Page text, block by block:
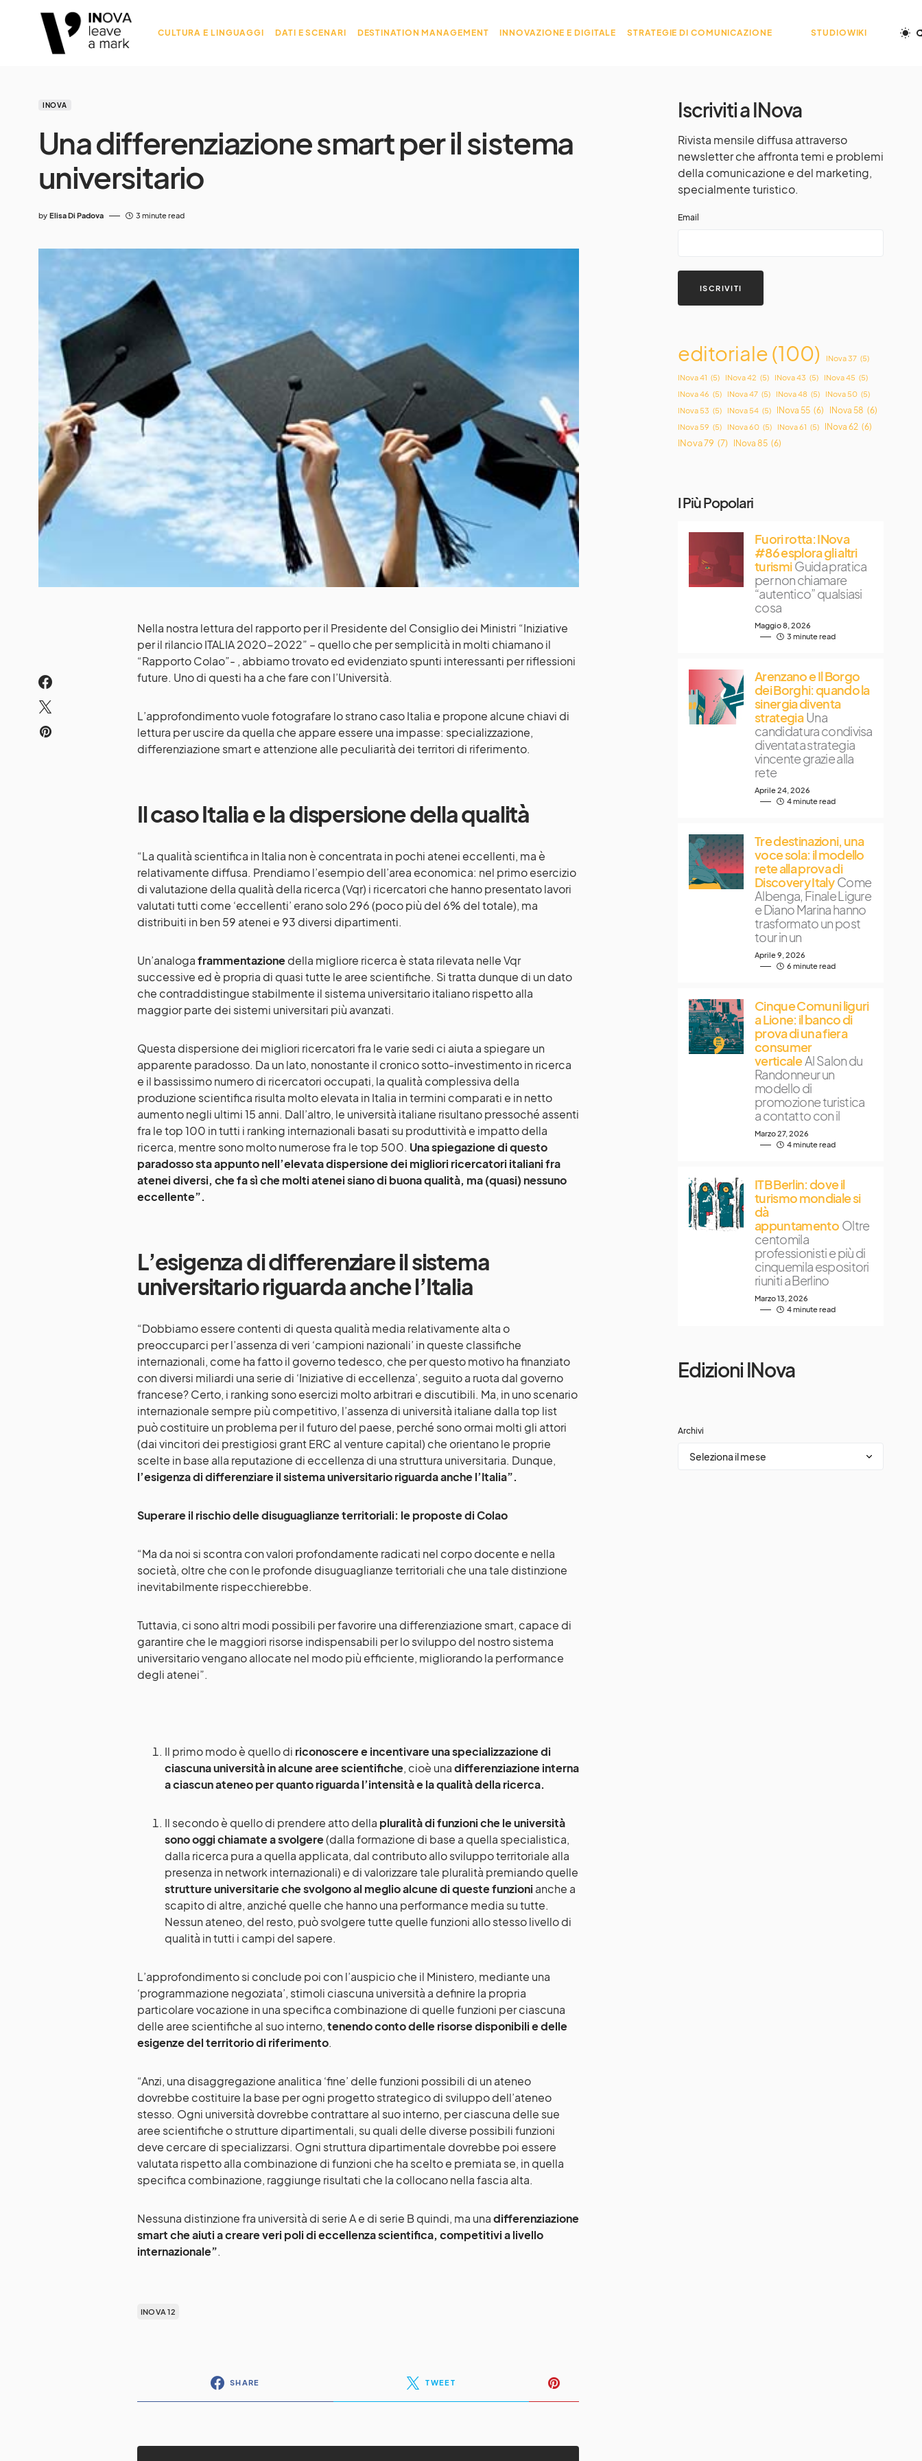
CULTURA E LINGUAGGI DATI E SCENARI DESTINATION MANAGEMENT INNOVAZIONE E DIGITALE STRATEGIE DI COMUNICAZIONE STUDIOWIKI
INOVA
Una differenziazione smart per il sistema
universitario
by Elisa Di Padova 3 minute read
Nella nostra lettura del rapporto per il Presidente del Consiglio dei Ministri “Iniziative
per il rilancio ITALIA 2020-2022” – quello che per semplicità in molti chiamano il
“Rapporto Colao”- , abbiamo trovato ed evidenziato spunti interessanti per riflessioni
future. Uno di questi ha a che fare con l’Università.
L’approfondimento vuole fotografare lo strano caso Italia e propone alcune chiavi di
lettura per uscire da quella che appare essere una impasse: specializzazione,
differenziazione smart e attenzione alle peculiarità dei territori di riferimento.
Il caso Italia e la dispersione della qualità
“La qualità scientifica in Italia non è concentrata in pochi atenei eccellenti, ma è
relativamente diffusa. Prendiamo l’esempio dell’area economica: nel primo esercizio
di valutazione della qualità della ricerca (Vqr) i ricercatori che hanno presentato lavori
valutati tutti come ‘eccellenti’ erano solo 296 (poco più del 6% del totale), ma
distribuiti in ben 59 atenei e 93 diversi dipartimenti.
Un’analogaframmentazionedella migliore ricerca è stata rilevata nelle Vqr
successive ed è propria di quasi tutte le aree scientifiche. Si tratta dunque di un dato
che contraddistingue stabilmente il sistema universitario italiano rispetto alla
maggior parte dei sistemi universitari più avanzati.
Questa dispersione dei migliori ricercatori fra le varie sedi ci aiuta a spiegare un
apparente paradosso. Da un lato, nonostante il cronico sotto-investimento in ricerca
e il bassissimo numero di ricercatori occupati, la qualità complessiva della
produzione scientifica risulta molto elevata in Italia in termini comparati e in netto
aumento negli ultimi 15 anni. Dall’altro, le università italiane risultano pressoché assenti
fra le top 100 in tutti i ranking internazionali basati su produttività e impatto della
ricerca, mentre sono molto numerose fra le top 500. Una spiegazione di questo
paradosso sta appunto nell’elevata dispersione dei migliori ricercatori italiani fra
atenei diversi, che fa sì che molti atenei siano di buona qualità, ma (quasi) nessuno
eccellente”.
L’esigenza di differenziare il sistema
universitario riguarda anche l’Italia
“Dobbiamo essere contenti di questa qualità media relativamente alta o
preoccuparci per l’assenza di veri ‘campioni nazionali’ in queste classifiche
internazionali, come ha fatto il governo tedesco, che per questo motivo ha finanziato
con diversi miliardi una serie di ‘Iniziative di eccellenza’, seguito a ruota dal governo
francese? Certo, i ranking sono esercizi molto arbitrari e discutibili. Ma, in uno scenario
internazionale sempre più competitivo, l’assenza di università italiane dalla top list
può costituire un problema per il futuro del paese, perché sono ormai molti gli attori
(dai vincitori dei prestigiosi grant ERC al venture capital) che orientano le proprie
scelte in base alla reputazione di eccellenza di una struttura universitaria. Dunque,
l’esigenza di differenziare il sistema universitario riguarda anche l’Italia”.
Superare il rischio delle disuguaglianze territoriali: le proposte di Colao
“Ma da noi si scontra con valori profondamente radicati nel corpo docente e nella
società, oltre che con le profonde disuguaglianze territoriali che una tale distinzione
inevitabilmente rispecchierebbe.
Tuttavia, ci sono altri modi possibili per favorire una differenziazione smart, capace di
garantire che le maggiori risorse indispensabili per lo sviluppo del nostro sistema
universitario vengano allocate nel modo più efficiente, migliorando la performance
degli atenei”.
Il primo modo è quello di riconoscere e incentivare una specializzazione di
ciascuna università in alcune aree scientifiche, cioè unadifferenziazione interna
a ciascun ateneo per quanto riguarda l’intensità e la qualità della ricerca.
Il secondo è quello di prendere atto della pluralità di funzioni che le università
sono oggi chiamate a svolgere(dalla formazione di base a quella specialistica,
dalla ricerca pura a quella applicata, dal contributo allo sviluppo territoriale alla
presenza in network internazionali) e di valorizzare tale pluralità premiando quelle
strutture universitarie che svolgono al meglio alcune di queste funzioni anche a
scapito di altre, anziché quelle che hanno una performance media su tutte.
Nessun ateneo, del resto, può svolgere tutte quelle funzioni allo stesso livello di
qualità in tutti i campi del sapere.
L’approfondimento si conclude poi con l’auspicio che il Ministero, mediante una
‘programmazione negoziata’, stimoli ciascuna università a definire la propria
particolare vocazione in una specifica combinazione di quelle funzioni per ciascuna
delle aree scientifiche al suo interno,tenendo conto delle risorse disponibili e delle
esigenze del territorio di riferimento.
“Anzi, una disaggregazione analitica ‘fine’ delle funzioni possibili di un ateneo
dovrebbe costituire la base per ogni progetto strategico di sviluppo dell’ateneo
stesso. Ogni università dovrebbe contrattare al suo interno, per ciascuna delle sue
aree scientifiche o strutture dipartimentali, su quali delle diverse possibili funzioni
deve cercare di specializzarsi. Ogni struttura dipartimentale dovrebbe poi essere
valutata rispetto alla combinazione di funzioni che ha scelto e premiata se, in quella
specifica combinazione, raggiunge risultati che la collocano nella fascia alta.
Nessuna distinzione fra università di serie A e di serie B quindi, ma unadifferenziazione
smart che aiuti a creare veri poli di eccellenza scientifica, competitivi a livello
internazionale”.
INOVA 12
SHARE TWEET
Iscriviti a INova
Rivista mensile diffusa attraverso
newsletter che affronta temi e problemi
della comunicazione e del marketing,
specialmente turistico.
Email
editoriale(100) INova 37 (5)
INova 41 (5) INova 42 (5) INova 43 (5) INova 45 (5)
INova 46 (5) INova 47 (5) INova 48 (5) INova 50 (5)
INova 53 (5) INova 54 (5) INova 55 (6) INova 58 (6)
INova 59 (5) INova 60 (5) INova 61 (5) INova 62 (6)
INova 79 (7) INova 85 (6)
I Più Popolari
Fuori rotta: INova
#86 esplora gli altri
turismi Guida pratica
per non chiamare
“autentico” qualsiasi
cosa
Maggio 8, 2026
3 minute read
Arenzano e Il Borgo
dei Borghi: quando la
sinergia diventa
strategia Una
candidatura condivisa
diventata strategia
vincente grazie alla
rete
Aprile 24, 2026
4 minute read
Tre destinazioni, una
voce sola: il modello
rete alla prova di
Discovery Italy Come
Albenga, Finale Ligure
e Diano Marina hanno
trasformato un post
tour in un
Aprile 9, 2026
6 minute read
Cinque Comuni liguri
a Lione: il banco di
prova di una fiera
consumer
verticale Al Salon du
Randonneur un
modello di
promozione turistica
a contatto con il
Marzo 27, 2026
4 minute read
ITB Berlin: dove il
turismo mondiale si
dà
appuntamento Oltre
centomila
professionisti e più di
cinquemila espositori
riuniti a Berlino
Marzo 13, 2026
4 minute read
Edizioni INova
Archivi